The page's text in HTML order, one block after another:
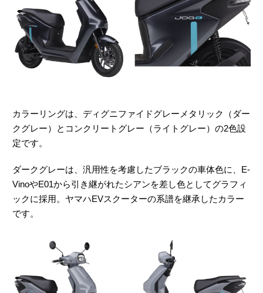
カラーリングは、ディグニファイドグレーメタリック（ダー
クグレー）とコンクリートグレー（ライトグレー）の2色設
定です。
ダークグレーは、汎用性を考慮したブラックの車体色に、E-
VinoやE01から引き継がれたシアンを差し色としてグラフィ
ックに採用。ヤマハEVスクーターの系譜を継承したカラー
です。